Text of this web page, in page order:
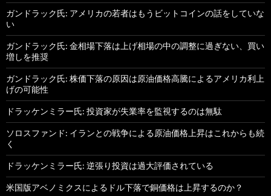
ガンドラック氏: アメリカの若者はもうビットコインの話をしていな
い
ガンドラック氏: 金相場下落は上げ相場の中の調整に過ぎない、買い
増しを推奨
ガンドラック氏: 株価下落の原因は原油価格高騰によるアメリカ利上
げの可能性
ドラッケンミラー氏: 投資家が失業率を監視するのは無駄
ソロスファンド: イランとの戦争による原油価格上昇はこれからも続
く
ドラッケンミラー氏: 逆張り投資は過大評価されている
米国版アベノミクスによるドル下落で銅価格は上昇するのか？